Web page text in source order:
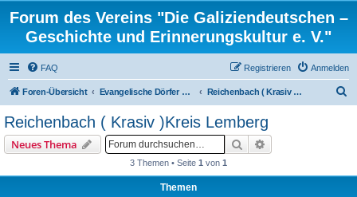
Forum des Vereins "Die Galiziendeutschen –
Geschichte und Erinnerungskultur e. V."
FAQ Anmelden
Registrieren
Foren-Übersicht Evangelische Dörfer und ortsbezogene Familienforschung Reichenbach ( Krasiv )Kreis Lemberg
Reichenbach ( Krasiv )Kreis Lemberg
Neues Thema Suche
3 Themen • Seite 1 von 1
Themen